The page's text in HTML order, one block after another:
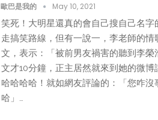
歐巴是我的 May 10, 2021
笑死！大明星還真的會自己搜自己名
走搞笑路線，但有一說一，李老師的
文，表示：「被前男友禍害的聽到李
文才10分鐘，正主居然就來到她的微
哈哈哈哈！就如網友評論的：「您咋
哈」…